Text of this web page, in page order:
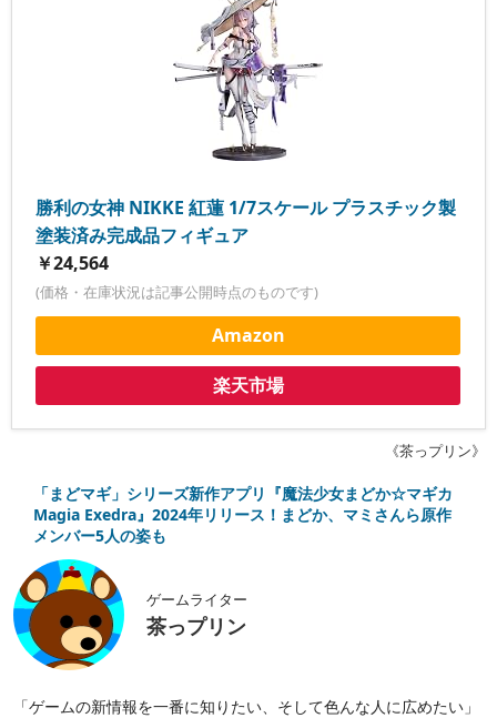
勝利の女神 NIKKE 紅蓮 1/7スケール プラスチック製
塗装済み完成品フィギュア
￥24,564
(価格・在庫状況は記事公開時点のものです)
Amazon
楽天市場
《茶っプリン》
「まどマギ」シリーズ新作アプリ『魔法少女まどか☆マギカ
Magia Exedra』2024年リリース！まどか、マミさんら原作
メンバー5人の姿も
ゲームライター
茶っプリン
「ゲームの新情報を一番に知りたい、そして色んな人に広めたい」